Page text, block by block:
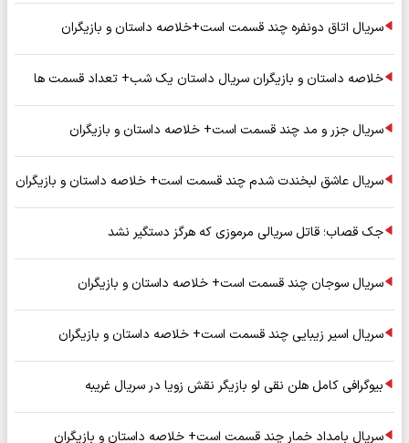
سریال اتاق دونفره چند قسمت است+خلاصه داستان و بازیگران
خلاصه داستان و بازیگران سریال داستان یک شب+ تعداد قسمت ها
سریال جزر و مد چند قسمت است+ خلاصه داستان و بازیگران
سریال عاشق لبخندت شدم چند قسمت است+ خلاصه داستان و بازیگران
جک قصاب؛ قاتل سریالی مرموزی که هرگز دستگیر نشد
سریال سوجان چند قسمت است+ خلاصه داستان و بازیگران
سریال اسیر زیبایی چند قسمت است+ خلاصه داستان و بازیگران
بیوگرافی کامل هلن نقی لو بازیگر نقش زویا در سریال غریبه
سریال بامداد خمار چند قسمت است+ خلاصه داستان و بازیگران